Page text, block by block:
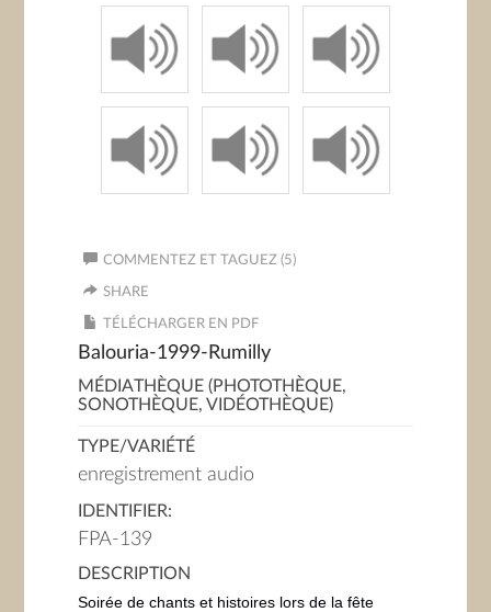
COMMENTEZ ET TAGUEZ (5)
SHARE
TÉLÉCHARGER EN PDF
Balouria-1999-Rumilly
MÉDIATHÈQUE (PHOTOTHÈQUE,
SONOTHÈQUE, VIDÉOTHÈQUE)
TYPE/VARIÉTÉ
enregistrement audio
IDENTIFIER:
FPA-139
DESCRIPTION
Soirée de chants et histoires lors de la fête